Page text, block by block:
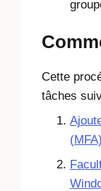
Cette
tâches